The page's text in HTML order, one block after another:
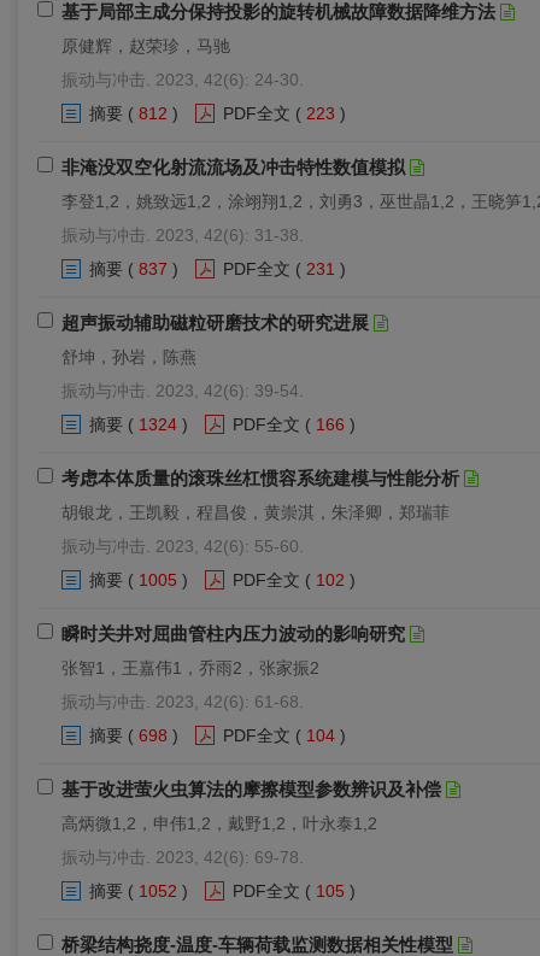
基于局部主成分保持投影的旋转机械故障数据降维方法
原健辉，赵荣珍，马驰
振动与冲击. 2023, 42(6): 24-30.
摘要 ( 812 ) PDF全文 ( 223 )
非淹没双空化射流流场及冲击特性数值模拟
李登1,2，姚致远1,2，涂翊翔1,2，刘勇3，巫世晶1,2，王晓笋
振动与冲击. 2023, 42(6): 31-38.
摘要 ( 837 ) PDF全文 ( 231 )
超声振动辅助磁粒研磨技术的研究进展
舒坤，孙岩，陈燕
振动与冲击. 2023, 42(6): 39-54.
摘要 ( 1324 ) PDF全文 ( 166 )
考虑本体质量的滚珠丝杠惯容系统建模与性能分析
胡银龙，王凯毅，程昌俊，黄崇淇，朱泽卿，郑瑞菲
振动与冲击. 2023, 42(6): 55-60.
摘要 ( 1005 ) PDF全文 ( 102 )
瞬时关井对屈曲管柱内压力波动的影响研究
张智1，王嘉伟1，乔雨2，张家振2
振动与冲击. 2023, 42(6): 61-68.
摘要 ( 698 ) PDF全文 ( 104 )
基于改进萤火虫算法的摩擦模型参数辨识及补偿
高炳微1,2，申伟1,2，戴野1,2，叶永泰1,2
振动与冲击. 2023, 42(6): 69-78.
摘要 ( 1052 ) PDF全文 ( 105 )
桥梁结构挠度-温度-车辆荷载监测数据相关性模型